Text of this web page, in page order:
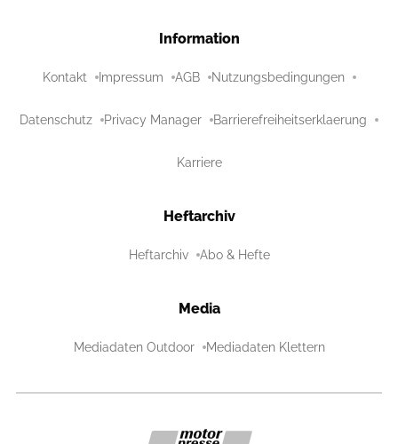
Information
Kontakt Impressum AGB Nutzungsbedingungen
Datenschutz Privacy Manager Barrierefreiheitserklaerung
Karriere
Heftarchiv
Heftarchiv Abo & Hefte
Media
Mediadaten Outdoor Mediadaten Klettern